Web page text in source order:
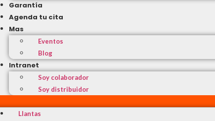
Garantía
Agenda tu cita
Mas
Eventos
Blog
Intranet
Soy colaborador
Soy distribuidor
Llantas